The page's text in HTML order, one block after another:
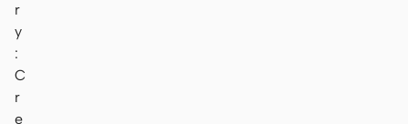
r
y
:
C
r
e